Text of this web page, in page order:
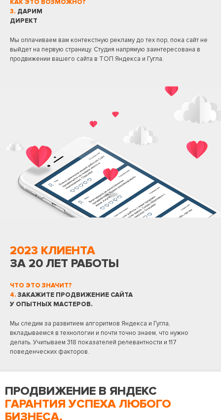
КАК ЭТО ВОЗМОЖНО?
3. ДАРИМ
ДИРЕКТ
Мы оплачиваем вам контекстную рекламу до тех пор, пока сайт не
выйдет на первую страницу. Студия напрямую заинтересована в
продвижении вашего сайта в ТОП Яндекса и Гугла.
2023 КЛИЕНТА
ЗА 20 ЛЕТ РАБОТЫ
ЧТО ЭТО ЗНАЧИТ?
4. ЗАКАЖИТЕ ПРОДВИЖЕНИЕ САЙТА
У ОПЫТНЫХ МАСТЕРОВ.
Мы следим за развитием алгоритмов Яндекса и Гугла,
вкладываемся в технологии и почти точно знаем, что нужно
делать. Учитываем 318 показателей релевантности и 117
поведенческих факторов.
ПРОДВИЖЕНИЕ В ЯНДЕКС
ГАРАНТИЯ УСПЕХА ЛЮБОГО
БИЗНЕСА.